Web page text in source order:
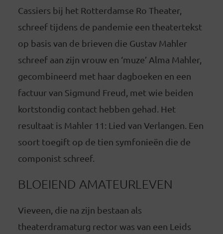
Cassiers bij het Rotterdamse Ro Theater,
schreef tijdens de pandemie een theatertekst
op basis van de brieven die Gustav Mahler
schreef aan zijn vrouw en ‘muze’ Alma Mahler,
gecombineerd met haar dagboeken en een
factuur van Sigmund Freud, met wie beiden
kortstondig contact hebben gehad. Het
resultaat is Mahler 11: Lied van Verlangen. Een
soort toegift op de tien symfonieën die de
componist schreef.
BLOEIEND AMATEURLEVEN
Vieveen, die na zijn bestaan als
theaterdramaturg rector was van een Leids